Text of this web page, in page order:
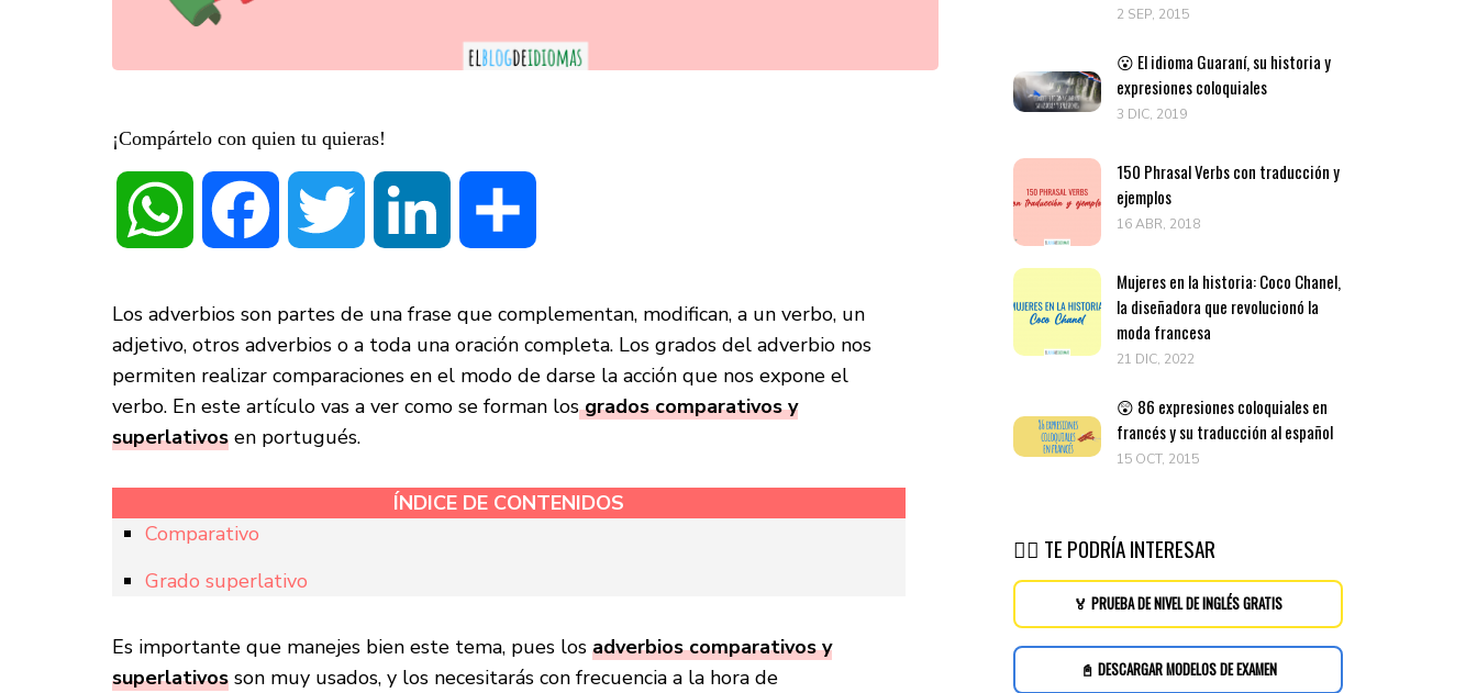
¡Compártelo con quien tu quieras!
WhatsApp Facebook LinkedIn
Los adverbios son partes de una frase que complementan, modifican, a un verbo, un
adjetivo, otros adverbios o a toda una oración completa. Los grados del adverbio nos
permiten realizar comparaciones en el modo de darse la acción que nos expone el
verbo. En este artículo vas a ver como se forman losgrados comparativos y
superlativos en portugués.
ÍNDICE DE CONTENIDOS
Comparativo
Grado superlativo
Es importante que manejes bien este tema, pues los adverbios comparativos y
superlativos son muy usados, y los necesitarás con frecuencia a la hora de
2 SEP, 2015
😮 El idioma Guaraní, su historia y
expresiones coloquiales
3 DIC, 2019
150 Phrasal Verbs con traducción y
ejemplos
16 ABR, 2018
Mujeres en la historia: Coco Chanel,
la diseñadora que revolucionó la
moda francesa
21 DIC, 2022
😲 86 expresiones coloquiales en
francés y su traducción al español
15 OCT, 2015
👉🏽 TE PODRÍA INTERESAR
🏅 PRUEBA DE NIVEL DE INGLÉS GRATIS
📓 DESCARGAR MODELOS DE EXAMEN